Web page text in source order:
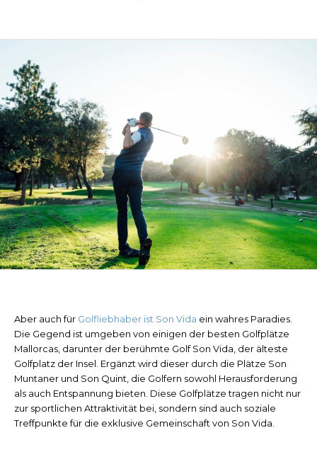
Aber auch für Golfliebhaber ist Son Vida ein wahres Paradies.
Die Gegend ist umgeben von einigen der besten Golfplätze
Mallorcas, darunter der berühmte Golf Son Vida, der älteste
Golfplatz der Insel. Ergänzt wird dieser durch die Plätze Son
Muntaner und Son Quint, die Golfern sowohl Herausforderung
als auch Entspannung bieten. Diese Golfplätze tragen nicht nur
zur sportlichen Attraktivität bei, sondern sind auch soziale
Treffpunkte für die exklusive Gemeinschaft von Son Vida.